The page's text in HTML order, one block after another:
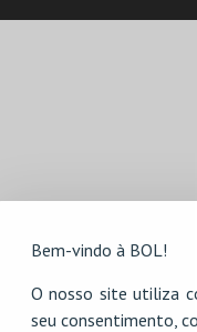
Bem-vindo à BOL!
O nosso site utiliza
seu consentimento,